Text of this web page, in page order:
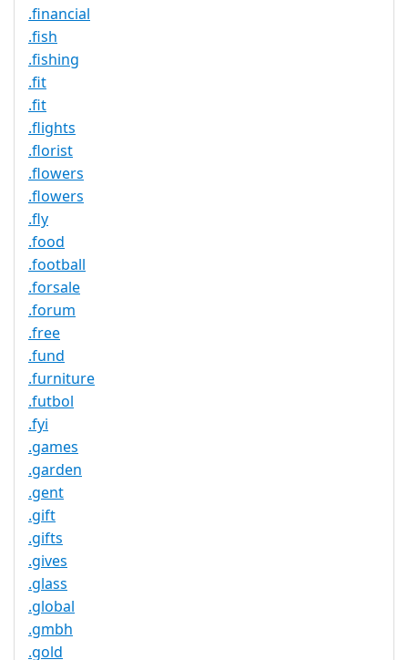
.financial
.fish
.fishing
.fit
.fit
.flights
.florist
.flowers
.flowers
.fly
.food
.football
.forsale
.forum
.free
.fund
.furniture
.futbol
.fyi
.games
.garden
.gent
.gift
.gifts
.gives
.glass
.global
.gmbh
.gold